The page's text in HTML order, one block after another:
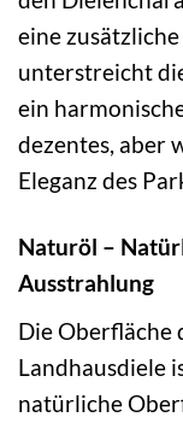
eine
unterstreicht
ein
dezentes, aber
Eleganz des
Naturöl –
Ausstrahlung
Die Oberfläche
Landhausdiele
natürliche